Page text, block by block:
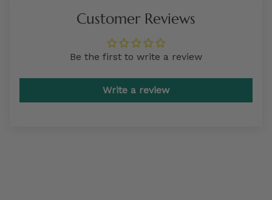
Customer Reviews
Be the first to write a review
Write a review